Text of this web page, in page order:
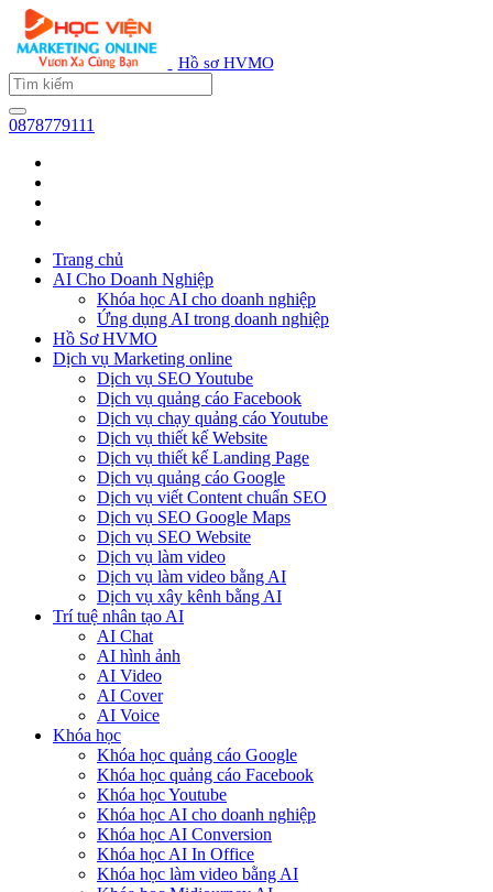
Hồ sơ HVMO
0878779111
Trang chủ
AI Cho Doanh Nghiệp
Khóa học AI cho doanh nghiệp
Ứng dụng AI trong doanh nghiệp
Hồ Sơ HVMO
Dịch vụ Marketing online
Dịch vụ SEO Youtube
Dịch vụ quảng cáo Facebook
Dịch vụ chạy quảng cáo Youtube
Dịch vụ thiết kế Website
Dịch vụ thiết kế Landing Page
Dịch vụ quảng cáo Google
Dịch vụ viết Content chuẩn SEO
Dịch vụ SEO Google Maps
Dịch vụ SEO Website
Dịch vụ làm video
Dịch vụ làm video bằng AI
Dịch vụ xây kênh bằng AI
Trí tuệ nhân tạo AI
AI Chat
AI hình ảnh
AI Video
AI Cover
AI Voice
Khóa học
Khóa học quảng cáo Google
Khóa học quảng cáo Facebook
Khóa học Youtube
Khóa học AI cho doanh nghiệp
Khóa học AI Conversion
Khóa học AI In Office
Khóa học làm video bằng AI